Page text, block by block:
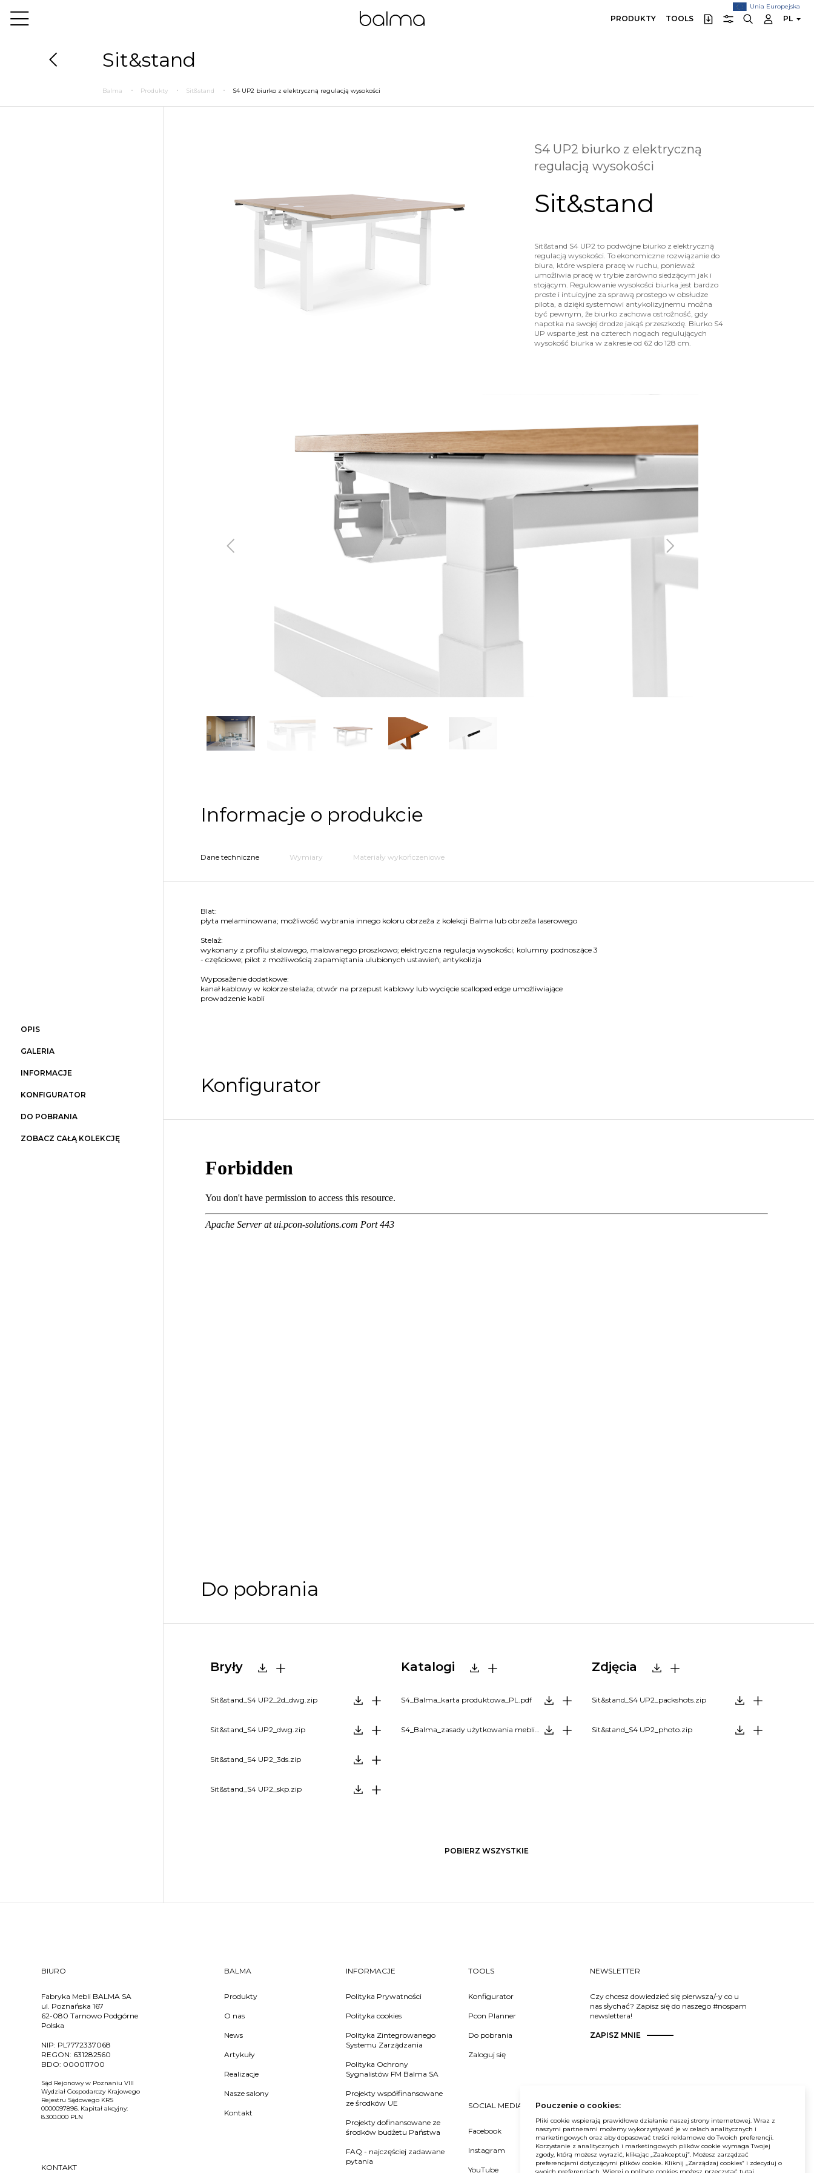
Unia Europejska
PRODUKTY TOOLS PL
Sit&stand
Balma Produkty Sit&stand S4 UP2 biurko z elektryczną regulacją wysokości
OPIS
GALERIA
INFORMACJE
KONFIGURATOR
DO POBRANIA
ZOBACZ CAŁĄ KOLEKCJĘ
S4 UP2 biurko z elektryczną
regulacją wysokości
Sit&stand
Sit&stand S4 UP2 to podwójne biurko z elektryczną
regulacją wysokości. To ekonomiczne rozwiązanie do
biura, które wspiera pracę w ruchu, ponieważ
umożliwia pracę w trybie zarówno siedzącym jak i
stojącym. Regulowanie wysokości biurka jest bardzo
proste i intuicyjne za sprawą prostego w obsłudze
pilota, a dzięki systemowi antykolizyjnemu można
być pewnym, że biurko zachowa ostrożność, gdy
napotka na swojej drodze jakąś przeszkodę. Biurko S4
UP wsparte jest na czterech nogach regulujących
wysokość biurka w zakresie od 62 do 128 cm.
Poprzedni Następny
Informacje o produkcie
Dane techniczne Wymiary Materiały wykończeniowe
Blat:
płyta melaminowana; możliwość wybrania innego koloru obrzeża z kolekcji Balma lub obrzeża laserowego
Stelaż:
wykonany z profilu stalowego, malowanego proszkowo; elektryczna regulacja wysokości; kolumny podnoszące 3
- częściowe; pilot z możliwością zapamiętania ulubionych ustawień; antykolizja
Wyposażenie dodatkowe:
kanał kablowy w kolorze stelaża; otwór na przepust kablowy lub wycięcie scalloped edge umożliwiające
prowadzenie kabli
Konfigurator
Do pobrania
Bryły
Sit&stand_S4 UP2_2d_dwg.zip
Sit&stand_S4 UP2_dwg.zip
Sit&stand_S4 UP2_3ds.zip
Sit&stand_S4 UP2_skp.zip
Katalogi
S4_Balma_karta produktowa_PL.pdf
S4_Balma_zasady użytkowania mebli_PL.pdf
Zdjęcia
Sit&stand_S4 UP2_packshots.zip
Sit&stand_S4 UP2_photo.zip
POBIERZ WSZYSTKIE
BIURO
Fabryka Mebli BALMA SA
ul. Poznańska 167
62-080 Tarnowo Podgórne
Polska
NIP: PL7772337068
REGON: 631282560
BDO: 000011700
Sąd Rejonowy w Poznaniu VIII
Wydział Gospodarczy Krajowego
Rejestru Sądowego KRS
0000097896. Kapitał akcyjny:
8.300.000 PLN
KONTAKT
BALMA
Produkty
O nas
News
Artykuły
Realizacje
Nasze salony
Kontakt
INFORMACJE
Polityka Prywatności
Polityka cookies
Polityka Zintegrowanego
Systemu Zarządzania
Polityka Ochrony
Sygnalistów FM Balma SA
Projekty współfinansowane
ze środków UE
Projekty dofinansowane ze
środków budżetu Państwa
FAQ - najczęściej zadawane
pytania
TOOLS
Konfigurator
Pcon Planner
Do pobrania
Zaloguj się
SOCIAL MEDIA
Facebook
Instagram
YouTube
NEWSLETTER
Czy chcesz dowiedzieć się pierwsza/-y co u
nas słychać? Zapisz się do naszego #nospam
newslettera!
ZAPISZ MNIE
© Balma. Wszelkie prawa zastrzeżone.
Pouczenie o cookies:
Pliki cookie wspierają prawidłowe działanie naszej strony internetowej. Wraz z
naszymi partnerami możemy wykorzystywać je w celach analitycznych i
marketingowych oraz aby dopasować treści reklamowe do Twoich preferencji.
Korzystanie z analitycznych i marketingowych plików cookie wymaga Twojej
zgody, którą możesz wyrazić, klikając „Zaakceptuj”. Możesz zarządzać
preferencjami dotyczącymi plików cookie. Kliknij „Zarządzaj cookies” i zdecyduj o